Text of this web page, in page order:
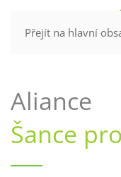
Přejít na hlavní
Aliance
Šance